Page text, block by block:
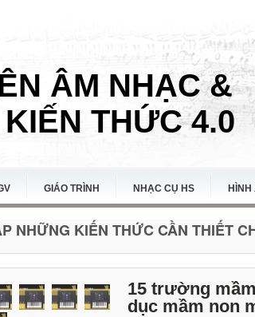
ÂM NHẠC &
THỨC 4.0
GIÁO TRÌNH NHẠC CỤ HS HÌNH
NHỮNG KIẾN THỨC CẦN THIẾT
15 trường
dục mầm non